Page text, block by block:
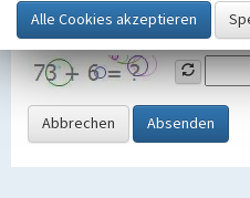
SicherheitsabfrageTragen Sie
Grafik ein
Abbrechen Absenden